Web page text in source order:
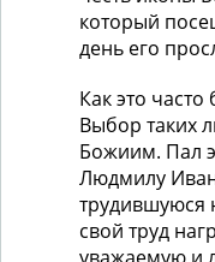
который
день его
Как это
Выбор таких
Божиим. Пал
Людмилу
трудившуюся
свой труд